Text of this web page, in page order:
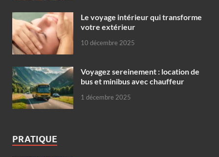
Le voyage intérieur qui transforme
votre extérieur
10 décembre 2025
Voyagez sereinement : location de
bus et minibus avec chauffeur
1 décembre 2025
PRATIQUE